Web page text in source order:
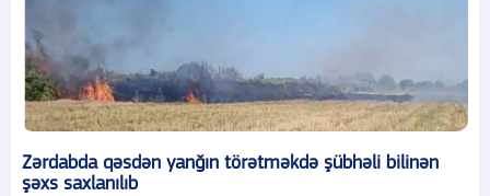
Zərdabda qəsdən yanğın törətməkdə şübhəli bilinən
şəxs saxlanılıb